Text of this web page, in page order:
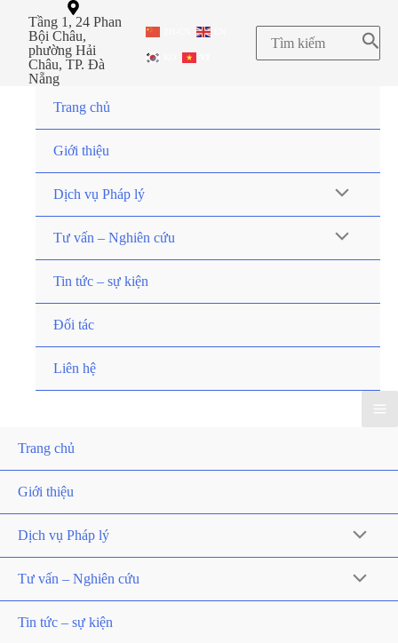
Tầng 1, 24 Phan
Bội Châu,
phường Hải
Châu, TP. Đà
Nẵng
Trang chủ
Giới thiệu
Dịch vụ Pháp lý
Tư vấn – Nghiên cứu
Tin tức – sự kiện
Đối tác
Liên hệ
Trang chủ
Giới thiệu
Dịch vụ Pháp lý
Tư vấn – Nghiên cứu
Tin tức – sự kiện